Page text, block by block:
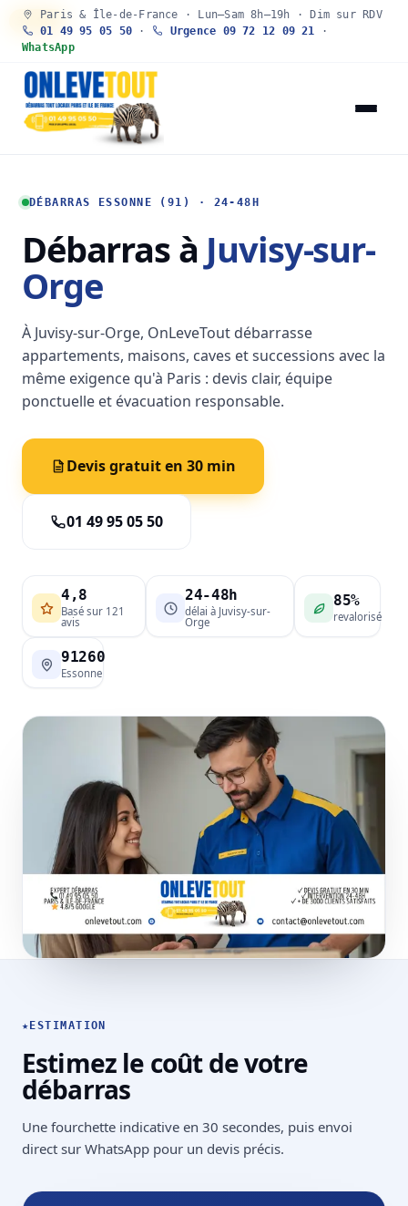
Paris & Île-de-France · Lun–Sam 8h–19h · Dim sur RDV
01 49 95 05 50 · Urgence 09 72 12 09 21 ·
WhatsApp
DÉBARRAS ESSONNE (91) · 24-48H
Débarras à Juvisy-sur-
Orge
À Juvisy-sur-Orge, OnLeveTout débarrasse
appartements, maisons, caves et successions avec la
même exigence qu'à Paris : devis clair, équipe
ponctuelle et évacuation responsable.
Devis gratuit en 30 min
01 49 95 05 50
4,8
Basé sur 121
avis
24-48h
délai à Juvisy-sur-
Orge
85%
revalorisé
91260
Essonne
★ ESTIMATION
Estimez le coût de votre
débarras
Une fourchette indicative en 30 secondes, puis envoi
direct sur WhatsApp pour un devis précis.
30 SEC